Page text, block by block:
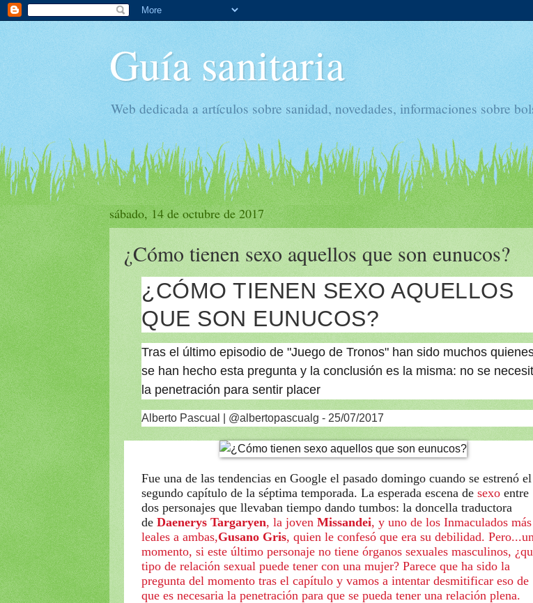
Guía sanitaria
Web dedicada a artículos sobre sanidad, novedades, informaciones sobre
sábado, 14 de octubre de 2017
¿Cómo tienen sexo aquellos que son eunucos?
¿CÓMO TIENEN SEXO AQUELLOS
QUE SON EUNUCOS?
Tras el último episodio de "Juego de Tronos" han sido muchos
se han hecho esta pregunta y la conclusión es la misma: no se
la penetración para sentir placer
Alberto Pascual | @albertopascualg - 25/07/2017
Fue una de las tendencias en Google el pasado domingo cuando se estrenó el
segundo capítulo de la séptima temporada. La esperada escena de sexo entre
dos personajes que llevaban tiempo dando tumbos: la doncella traductora
de Daenerys Targaryen, la joven Missandei, y uno de los Inmaculados más
leales a ambas,Gusano Gris, quien le confesó que era su debilidad. Pero...un
momento, si este último personaje no tiene órganos sexuales masculinos,
tipo de relación sexual puede tener con una mujer? Parece que ha sido la
pregunta del momento tras el capítulo y vamos a intentar desmitificar eso de
que es necesaria la penetración para que se pueda tener una relación plena.